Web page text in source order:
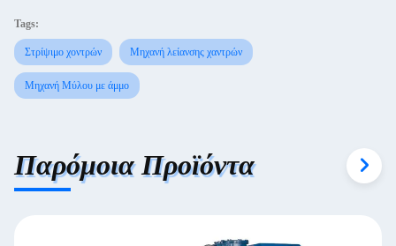
Tags:
Στρίψιμο χοντρών Μηχανή λείανσης χαντρών
Μηχανή Μύλου με άμμο
Παρόμοια Προϊόντα